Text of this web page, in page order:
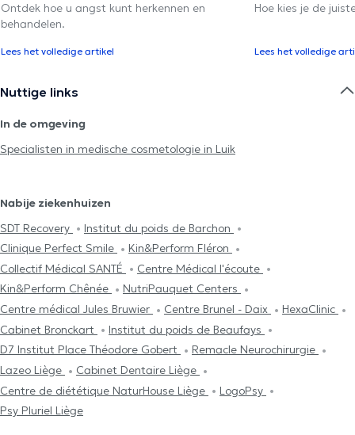
Ontdek hoe u angst kunt herkennen en
behandelen.
Lees het volledige artikel
Hoe kies je de
Lees het volledige
Nuttige links
In de omgeving
Specialisten in medische cosmetologie in Luik
Nabije ziekenhuizen
SDT Recovery
Institut du poids de Barchon
Clinique Perfect Smile
Kin&Perform Fléron
Collectif Médical SANTÉ
Centre Médical l'écoute
Kin&Perform Chênée
NutriPauquet Centers
Centre médical Jules Bruwier
Centre Brunel - Daix
HexaClinic
Cabinet Bronckart
Institut du poids de Beaufays
D7 Institut Place Théodore Gobert
Remacle Neurochirurgie
Lazeo Liège
Cabinet Dentaire Liège
Centre de diététique NaturHouse Liège
LogoPsy
Psy Pluriel Liège